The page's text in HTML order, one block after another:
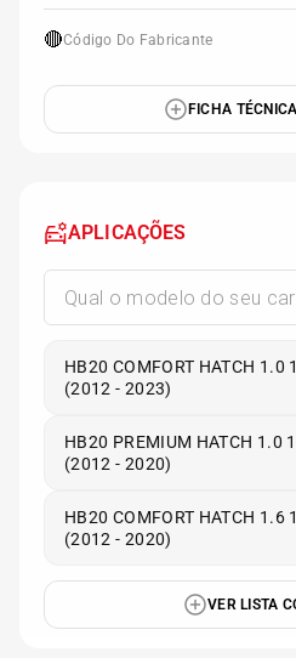
🔴Código Do Fabricante
FICHA
APLICAÇÕES
HB20 COMFORT HATCH 1.0
(2012 - 2023)
HB20 PREMIUM HATCH 1.0
(2012 - 2020)
HB20 COMFORT HATCH 1.6
(2012 - 2020)
VER LISTA